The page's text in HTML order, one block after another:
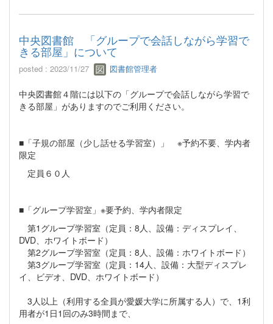
中央図書館 「グループで会話しながら学習で
きる部屋」について
posted : 2023/11/27 図書館管理者
中央図書館４階には以下の「グループで会話しながら学習で
きる部屋」がありますのでご利用ください。
■「子規の部屋（少し話せる学習室）」 ※予約不要、学内者
限定
定員６０人
■「グループ学習室」※要予約、学内者限定
第1グループ学習室（定員：8人、設備：ディスプレイ、
DVD、ホワイトボード）
第2グループ学習室（定員：8人、設備：ホワイトボード）
第3グループ学習室（定員：14人、設備：大型ディスプレ
イ、ビデオ、DVD、ホワイトボード）
3人以上（利用する全員が愛媛大学に所属する人）で、1利
用者が1日1回のみ3時間まで、